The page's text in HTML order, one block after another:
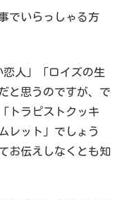
でいらっしゃる方
人」「ロイズの生
と思うのですが、で
トラピストクッキ
レット」でしょう
お伝えしなくとも知